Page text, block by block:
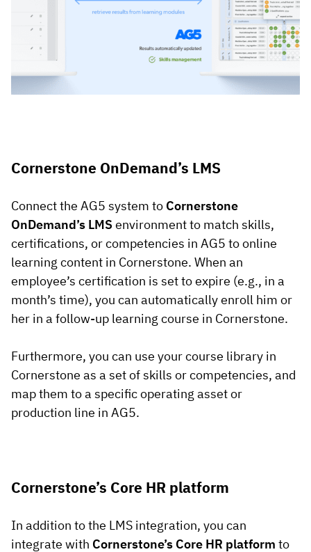
Cornerstone OnDemand’s LMS
Connect the AG5 system to Cornerstone
OnDemand’s LMS environment to match skills,
certifications, or competencies in AG5 to online
learning content in Cornerstone. When an
employee’s certification is set to expire (e.g., in a
month’s time), you can automatically enroll him or
her in a follow-up learning course in Cornerstone.
Furthermore, you can use your course library in
Cornerstone as a set of skills or competencies, and
map them to a specific operating asset or
production line in AG5.
Cornerstone’s Core HR platform
In addition to the LMS integration, you can
integrate with Cornerstone’s Core HR platform to